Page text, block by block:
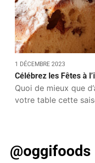
1 DÉCEMBRE 2023
Célébrez les Fêtes à
Quoi de mieux que
votre table cette
@oggifoods